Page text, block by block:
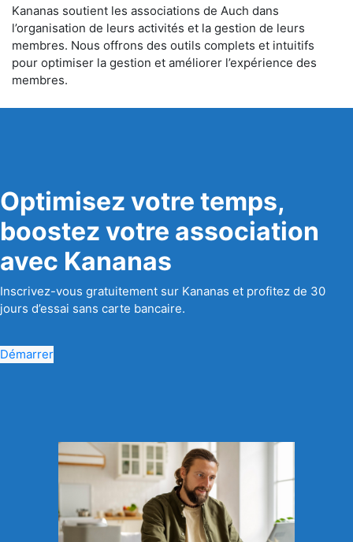
Kananas soutient les associations de Auch dans
l’organisation de leurs activités et la gestion de leurs
membres. Nous offrons des outils complets et intuitifs
pour optimiser la gestion et améliorer l’expérience des
membres.
Optimisez votre temps,
boostez votre association
avec Kananas
Inscrivez-vous gratuitement sur Kananas et profitez de 30
jours d’essai sans carte bancaire.
Démarrer